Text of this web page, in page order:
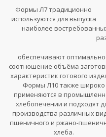
Формы Л7 традиционно
используются для выпуска
наиболее
обеспечивают
соотношение объёма
характеристик готового
Формы Л10 также широко
применяются в
хлебопечении и подходят
производства различных
пшеничного и ржано-
хлеба.